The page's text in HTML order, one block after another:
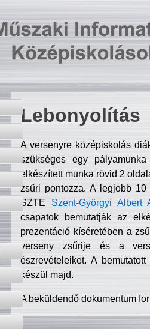
Lebonyolítás
A versenyre középiskolás
szükséges egy
elkészített munka rövid 2
zsűri pontozza. A legjobb
SZTE Szent-Györgyi Albert
csapatok bemutatják az
prezentáció kíséretében a
verseny zsűrije és a
észrevételeiket. A
készül majd.
A beküldendő dokumentum